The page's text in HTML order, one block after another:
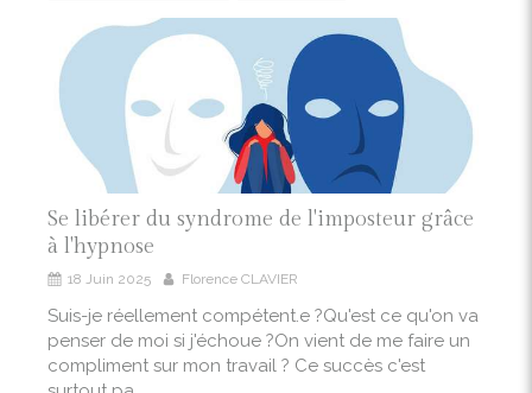
Se libérer du syndrome de l'imposteur grâce
à l'hypnose
18 Juin 2025 Florence CLAVIER
Suis-je réellement compétent.e ?Qu'est ce qu'on va
penser de moi si j'échoue ?On vient de me faire un
compliment sur mon travail ? Ce succès c'est